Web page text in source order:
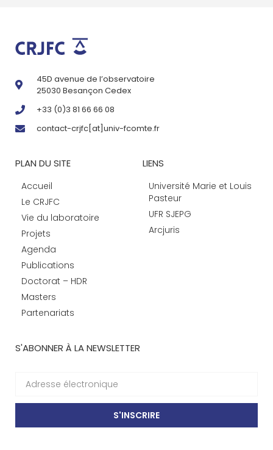
45D avenue de l’observatoire
25030 Besançon Cedex
+33 (0)3 81 66 66 08
contact-crjfc[at]univ-fcomte.fr
PLAN DU SITE
Accueil
Le CRJFC
Vie du laboratoire
Projets
Agenda
Publications
Doctorat – HDR
Masters
Partenariats
LIENS
Université Marie et Louis
Pasteur
UFR SJEPG
Arcjuris
S'ABONNER À LA NEWSLETTER
S'INSCRIRE